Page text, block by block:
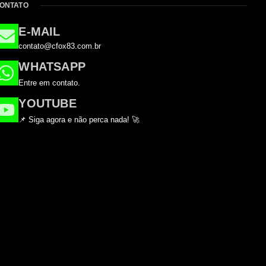
E-MAIL
contato@cfox83.com.br
WHATSAPP
Entre em contato.
YOUTUBE
📌 Siga agora e não perca nada! 🚀